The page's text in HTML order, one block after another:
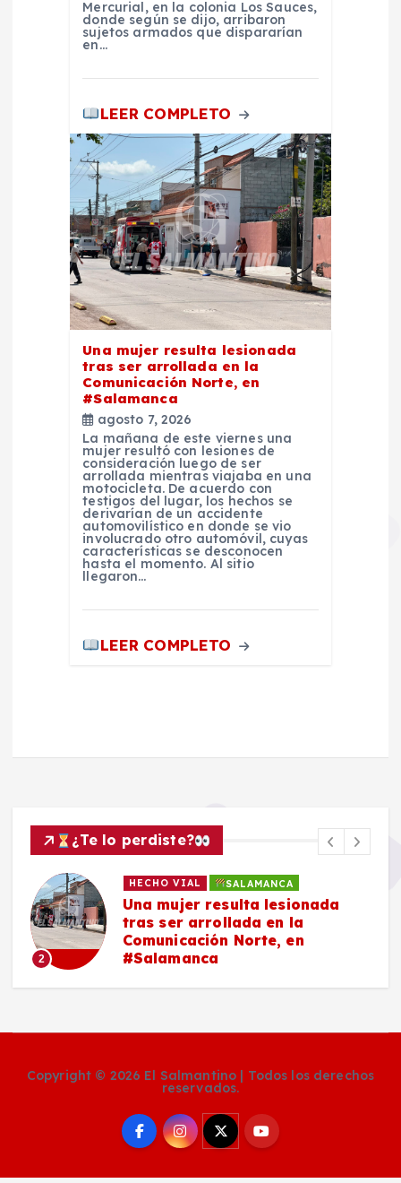
Mercurial, en la colonia Los Sauces,
donde según se dijo, arribaron
sujetos armados que dispararían
en…
LEER COMPLETO
Una mujer resulta lesionada
tras ser arrollada en la
Comunicación Norte, en
#Salamanca
agosto 7, 2026
La mañana de este viernes una
mujer resultó con lesiones de
consideración luego de ser
arrollada mientras viajaba en una
motocicleta. De acuerdo con
testigos del lugar, los hechos se
derivarían de un accidente
automovilístico en donde se vio
involucrado otro automóvil, cuyas
características se desconocen
hasta el momento. Al sitio
llegaron…
LEER COMPLETO
¿Te lo perdiste?
2
HECHO VIAL SALAMANCA
Una mujer resulta lesionada
tras ser arrollada en la
Comunicación Norte, en
#Salamanca
Copyright © 2026 El Salmantino | Todos los derechos
reservados.